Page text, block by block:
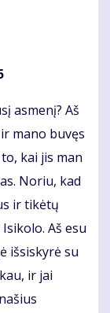
asmenį? Aš
mano buvęs
kai jis man
Noriu, kad
ir tikėtų
Aš esu
išsiskyrė su
ir jai